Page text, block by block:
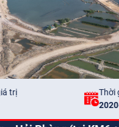
Tổng giá trị
442 tỷ
Cái